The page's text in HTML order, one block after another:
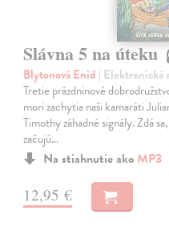
Slávna 5 na úteku
Blytonová Enid | Elektronická
Tretie prázdninové
mori zachytia naši kamaráti
Timothy záhadné signály. Zdá
začujú…
Na stiahnutie ako MP3
12,95 €